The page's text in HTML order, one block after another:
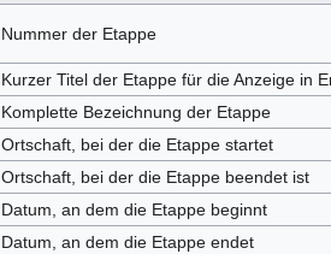
Nummer der Etappe
Kurzer Titel der Etappe für die Anzeige in
Komplette Bezeichnung der Etappe
Ortschaft, bei der die Etappe startet
Ortschaft, bei der die Etappe beendet ist
Datum, an dem die Etappe beginnt
Datum, an dem die Etappe endet